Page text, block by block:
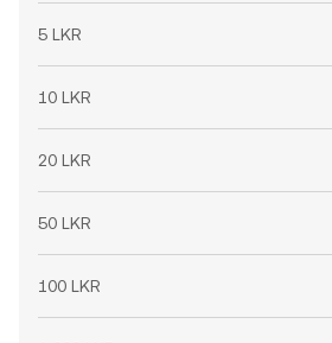
5 LKR
10 LKR
20 LKR
50 LKR
100 LKR